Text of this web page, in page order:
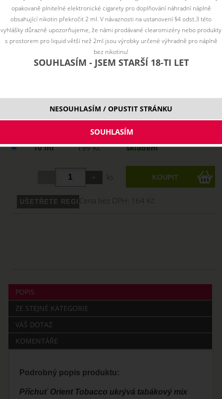
10 ml
199 Kč skladem
ks
Cena bez DPH: 164 Kč
POPIS
ZE STEJNÉ KATEGORIE
VÁŠ DOTAZ
KOMENTÁŘE
Podrobný popis produktu:
Příchuť Orient Tobacco ukrývá tabákový mix
opakovaně plnitelné elektronické cigarety pro doplňování náhradní náplně
obsahující nikotin překročit 2 ml. V návaznosti na ustanovení §4 odst.3 této
vyhlášky důrazně upozorňujeme, že námi prodávané clearomizéry nebo produkty
s prostorem pro liquid větší než 2ml jsou výrobky určené výhradně pro náplně
bez nikotinu!
SOUHLASÍM - JSEM STARŠÍ 18-TI LET
NESOUHLASÍM / OPUSTIT STRÁNKU